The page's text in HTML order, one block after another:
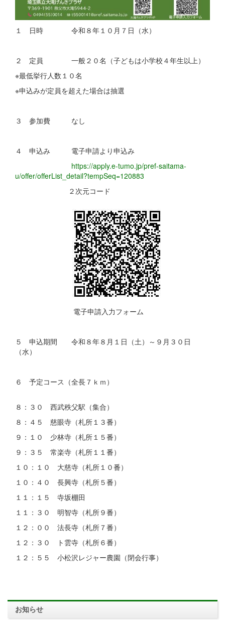
１ 日時 令和８年１０月７日（水）
２ 定員 一般２０名（子どもは小学校４年生以上）
※最低挙行人数１０名
※申込みが定員を超えた場合は抽選
３ 参加費 なし
４ 申込み 電子申請より申込み
https://apply.e-tumo.jp/pref-saitama-
u/offer/offerList_detail?tempSeq=120883
２次元コード
電子申請入力フォーム
５ 申込期間 令和８年８月１日（土）～９月３０日
（水）
６ 予定コース（全長７ｋｍ）
８：３０ 西武秩父駅（集合）
８：４５ 慈眼寺（札所１３番）
９：１０ 少林寺（札所１５番）
９：３５ 常楽寺（札所１１番）
１０：１０ 大慈寺（札所１０番）
１０：４０ 長興寺（札所５番）
１１：１５ 寺坂棚田
１１：３０ 明智寺（札所９番）
１２：００ 法長寺（札所７番）
１２：３０ ト雲寺（札所６番）
１２：５５ 小松沢レジャー農園（閉会行事）
お知らせ